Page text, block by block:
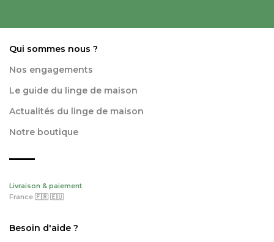
Qui sommes nous ?
Nos engagements
Le guide du linge de maison
Actualités du linge de maison
Notre boutique
Livraison & paiement
France 🇫🇷 🇪🇺
Besoin d'aide ?